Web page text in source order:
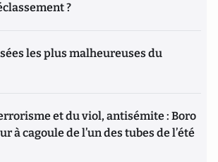
?
les plus malheureuses du
et du viol, antisémite : Boro
à cagoule de l’un des tubes de l’été